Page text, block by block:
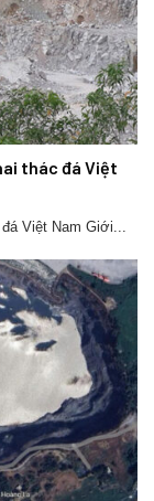
thác đá Việt
Việt Nam Giới...